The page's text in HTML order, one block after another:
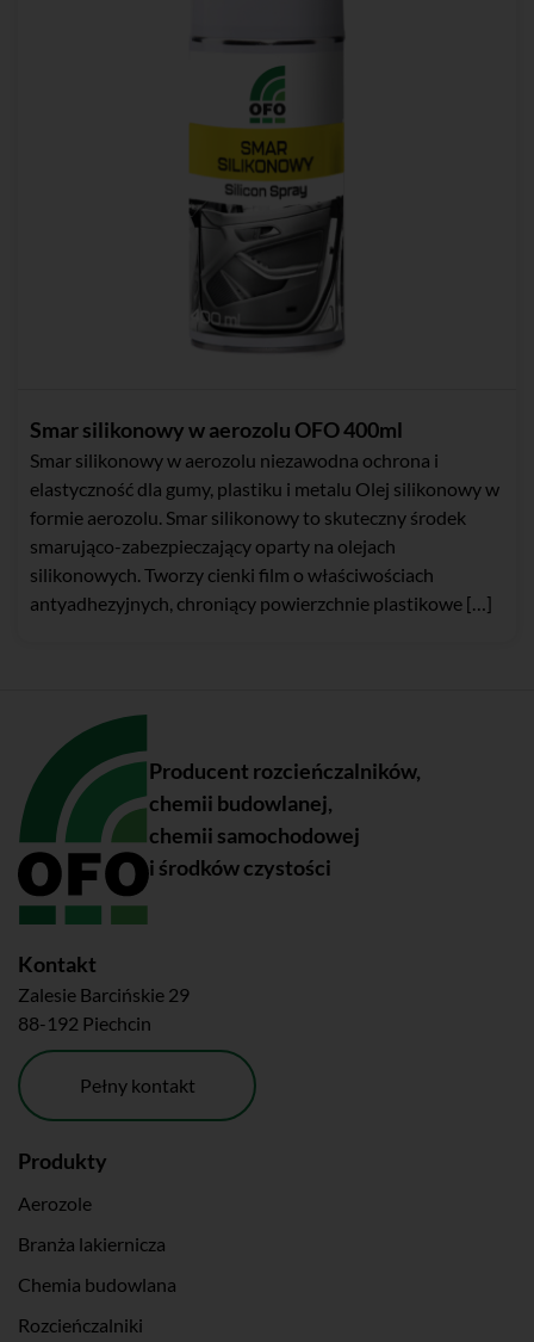
Smar silikonowy w aerozolu OFO 400ml
Smar silikonowy w aerozolu niezawodna ochrona i
elastyczność dla gumy, plastiku i metalu Olej silikonowy w
formie aerozolu. Smar silikonowy to skuteczny środek
smarująco-zabezpieczający oparty na olejach
silikonowych. Tworzy cienki film o właściwościach
antyadhezyjnych, chroniący powierzchnie plastikowe […]
Producent rozcieńczalników,
chemii budowlanej,
chemii samochodowej
i środków czystości
Kontakt
Zalesie Barcińskie 29
88-192 Piechcin
Pełny kontakt
Produkty
Aerozole
Branża lakiernicza
Chemia budowlana
Rozcieńczalniki